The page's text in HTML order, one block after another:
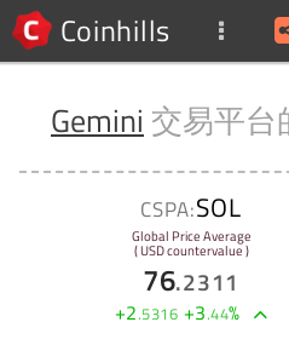
Coinhills
Gemini 交易平台
CSPA:SOL
Global Price Average
( USD countervalue )
76.2311
+2.5316 +3.44%